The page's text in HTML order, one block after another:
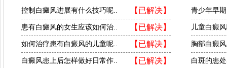
【已解决】
控制白癜风进展有什么技巧呢..
【已解决】
患有白癜风的女生应该如何治..
【已解决】
如何治疗患有白癜风的儿童呢..
【已解决】
白癜风患上后怎样做好日常作..
青少年早
儿童白癜
胸部白癜
白斑的患